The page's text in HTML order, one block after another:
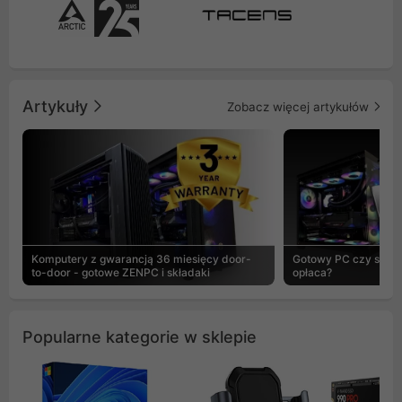
Artykuły Zobacz więcej artykułów
Komputery z gwarancją 36 miesięcy door-
to-door - gotowe ZENPC i składaki
Gotowy PC czy
opłaca?
Popularne kategorie w sklepie